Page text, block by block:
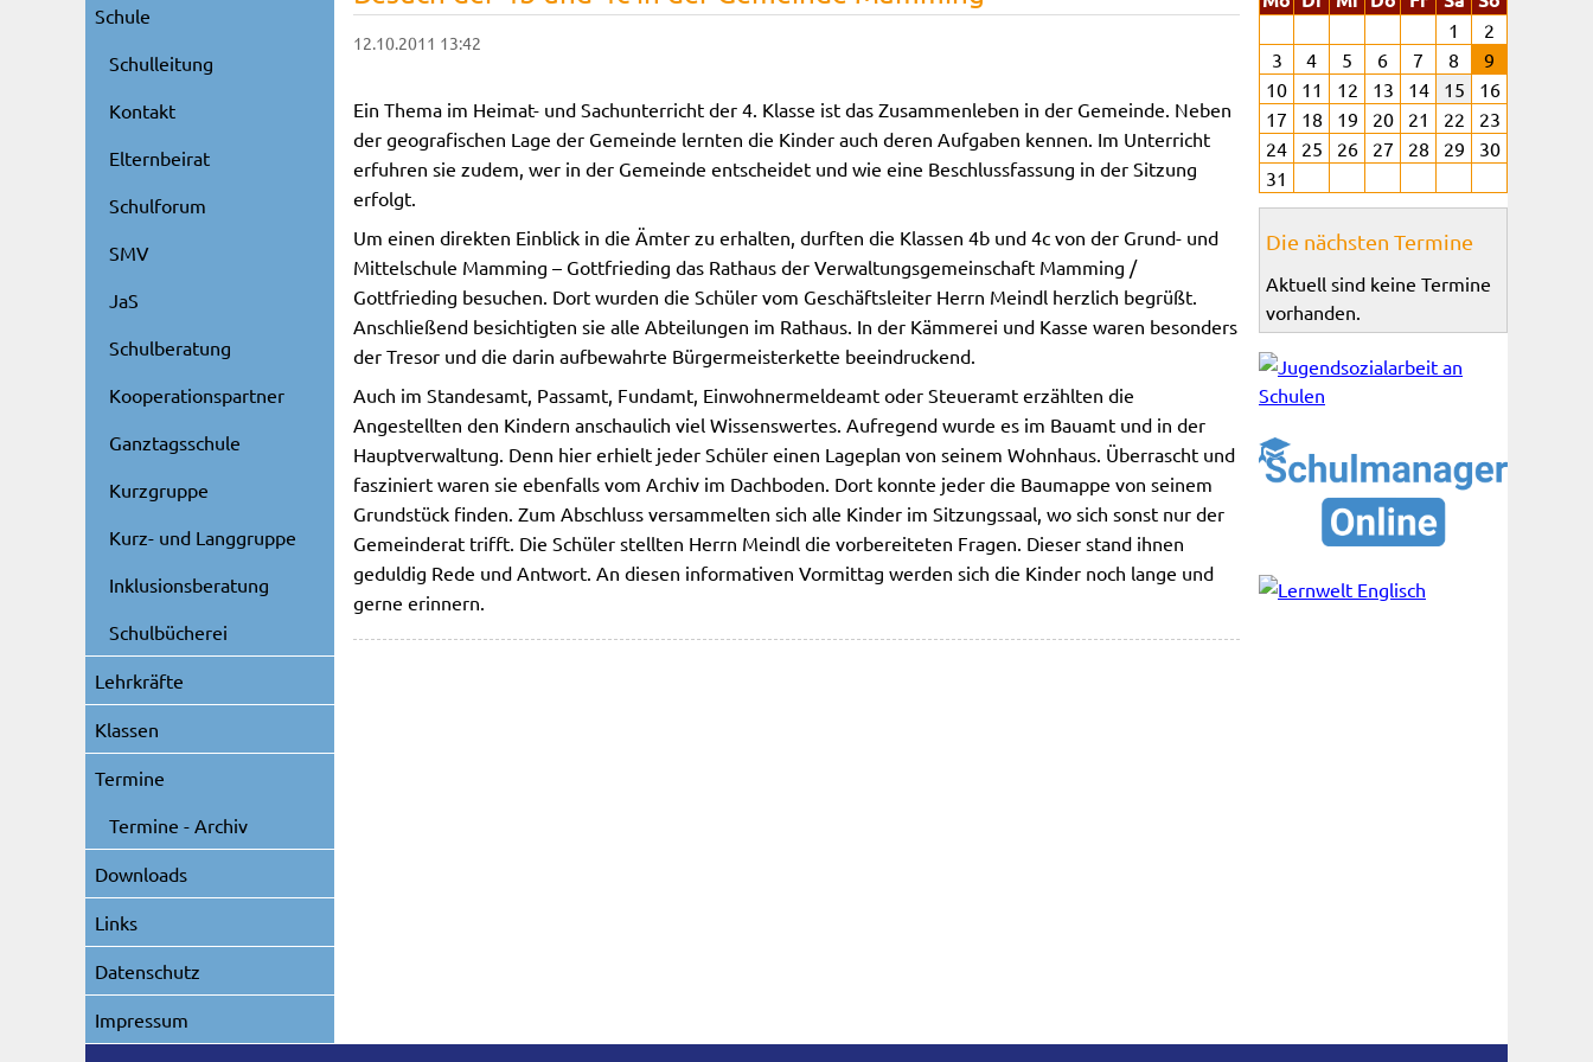
12.10.2011 13:42
Ein Thema im Heimat- und Sachunterricht der 4. Klasse ist das Zusammenleben in der Gemeinde. Neben
der geografischen Lage der Gemeinde lernten die Kinder auch deren Aufgaben kennen. Im Unterricht
erfuhren sie zudem, wer in der Gemeinde entscheidet und wie eine Beschlussfassung in der Sitzung
erfolgt.
Um einen direkten Einblick in die Ämter zu erhalten, durften die Klassen 4b und 4c von der Grund- und
Mittelschule Mamming – Gottfrieding das Rathaus der Verwaltungsgemeinschaft Mamming /
Gottfrieding besuchen. Dort wurden die Schüler vom Geschäftsleiter Herrn Meindl herzlich begrüßt.
Anschließend besichtigten sie alle Abteilungen im Rathaus. In der Kämmerei und Kasse waren besonders
der Tresor und die darin aufbewahrte Bürgermeisterkette beeindruckend.
Auch im Standesamt, Passamt, Fundamt, Einwohnermeldeamt oder Steueramt erzählten die
Angestellten den Kindern anschaulich viel Wissenswertes. Aufregend wurde es im Bauamt und in der
Hauptverwaltung. Denn hier erhielt jeder Schüler einen Lageplan von seinem Wohnhaus. Überrascht und
fasziniert waren sie ebenfalls vom Archiv im Dachboden. Dort konnte jeder die Baumappe von seinem
Grundstück finden. Zum Abschluss versammelten sich alle Kinder im Sitzungssaal, wo sich sonst nur der
Gemeinderat trifft. Die Schüler stellten Herrn Meindl die vorbereiteten Fragen. Dieser stand ihnen
geduldig Rede und Antwort. An diesen informativen Vormittag werden sich die Kinder noch lange und
gerne erinnern.
Schule
Schulleitung
Kontakt
Elternbeirat
Schulforum
SMV
JaS
Schulberatung
Kooperationspartner
Ganztagsschule
Kurzgruppe
Kurz- und Langgruppe
Inklusionsberatung
Schulbücherei
Lehrkräfte
Klassen
Termine
Termine - Archiv
Downloads
Links
Datenschutz
Impressum
1
2
3
4 5 6 7 8
9
10
11 12 13 14 15
16
17
18 19 20 21 22
23
24
25 26 27 28 29
30
31
Die nächsten Termine
Aktuell sind keine Termine
vorhanden.